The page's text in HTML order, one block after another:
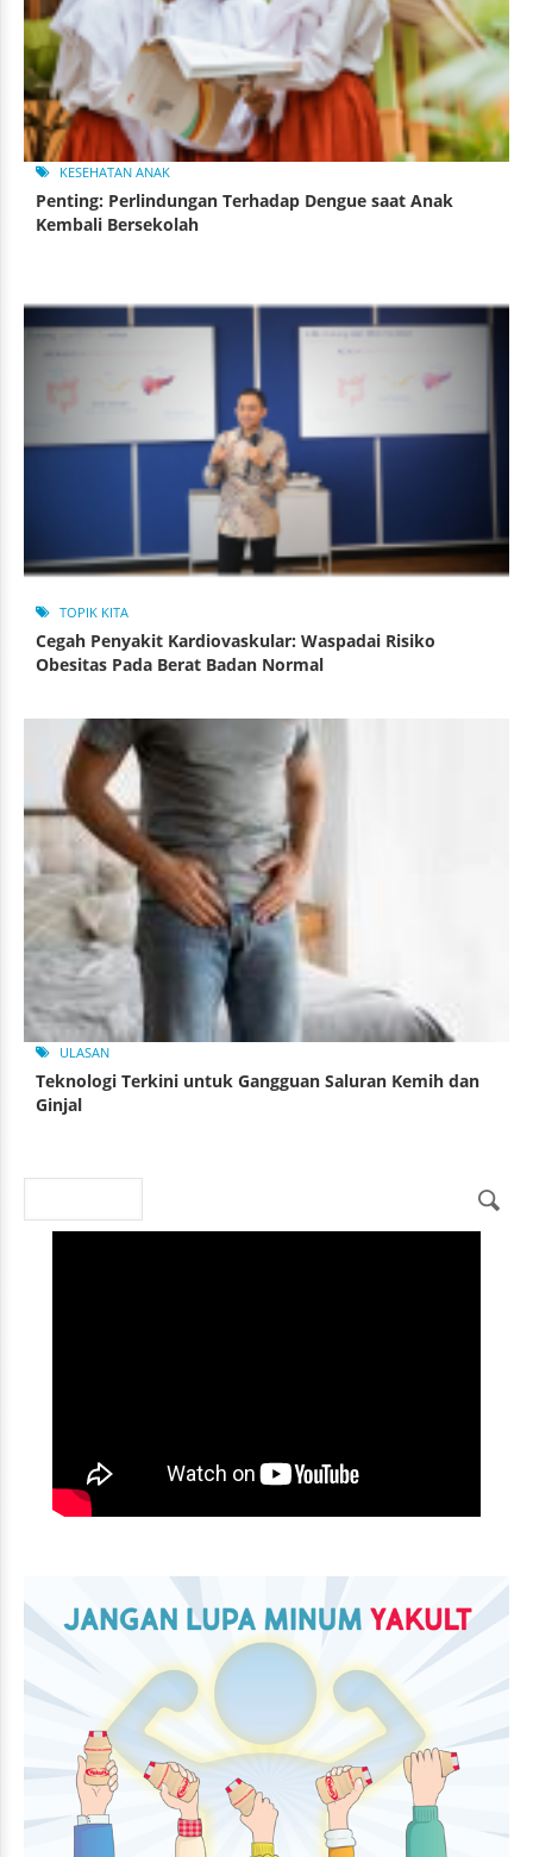
KESEHATAN ANAK
Penting: Perlindungan Terhadap Dengue saat Anak
Kembali Bersekolah
TOPIK KITA
Cegah Penyakit Kardiovaskular: Waspadai Risiko
Obesitas Pada Berat Badan Normal
ULASAN
Teknologi Terkini untuk Gangguan Saluran Kemih dan
Ginjal
Search form